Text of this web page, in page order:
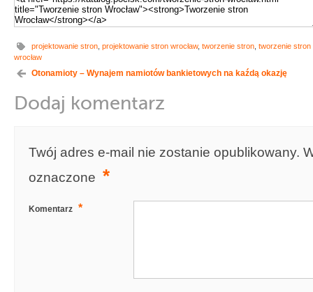
projektowanie stron projektowanie stron wrocław, tworzenie stron tworzenie stron
wrocław
Otonamioty – Wynajem namiotów bankietowych na kaźdą okazję
Dodaj komentarz
Twój adres e-mail nie zostanie opublikowany.
oznaczone *
Komentarz *